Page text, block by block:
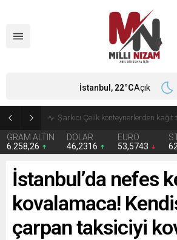
İran 2 ülkeyi birden vurdu
GRAM ALTIN
6.258,26
DOLAR
46,2316
EURO
53,5743
İstanbul, 22°CAçık
İstanbul’da nefes
kovalamaca!
çarpan taksiciyi